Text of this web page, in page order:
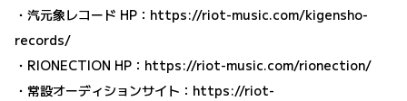
・汽元象レコード HP： https://riot-music.com/kigensho-
records/
・RIONECTION HP： https://riot-music.com/rionection/
・常設オーディションサイト： https://riot-